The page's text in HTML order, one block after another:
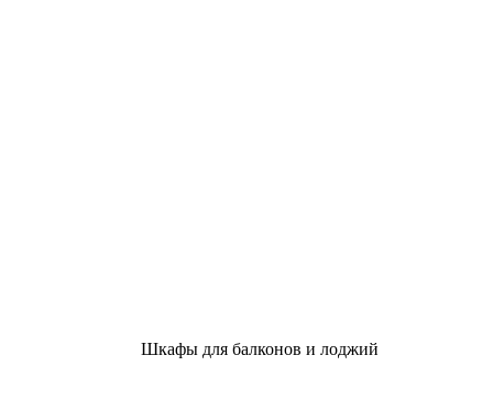
Шкафы для балконов и лоджий